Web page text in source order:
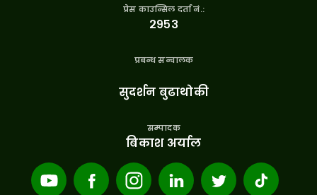
प्रेस काउन्सिल दर्ता नं.:
२९५३
प्रबन्ध सन्चालक
सुदर्शन बुढाथोकी
सम्पादक
बिकाश अर्याल